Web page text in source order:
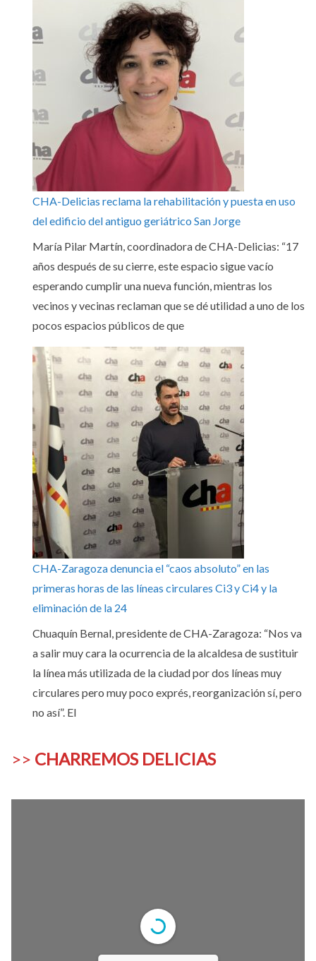
CHA-Delicias reclama la rehabilitación y puesta en uso
del edificio del antiguo geriátrico San Jorge
María Pilar Martín, coordinadora de CHA-Delicias: “17
años después de su cierre, este espacio sigue vacío
esperando cumplir una nueva función, mientras los
vecinos y vecinas reclaman que se dé utilidad a uno de los
pocos espacios públicos de que
CHA-Zaragoza denuncia el “caos absoluto” en las
primeras horas de las líneas circulares Ci3 y Ci4 y la
eliminación de la 24
Chuaquín Bernal, presidente de CHA-Zaragoza: “Nos va
a salir muy cara la ocurrencia de la alcaldesa de sustituir
la línea más utilizada de la ciudad por dos líneas muy
circulares pero muy poco exprés, reorganización sí, pero
no así”. El
>> CHARREMOS DELICIAS